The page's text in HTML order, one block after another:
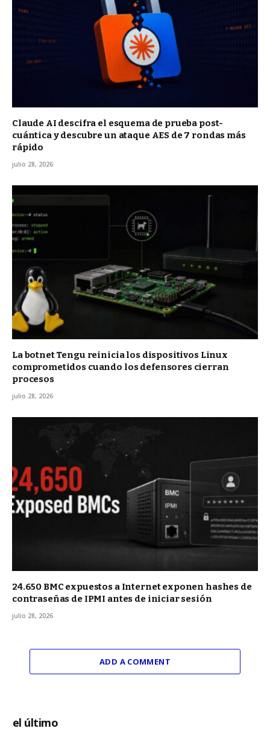
Claude AI descifra el esquema de prueba post-
cuántica y descubre un ataque AES de 7 rondas más
rápido
julio 28, 2026
La botnet Tengu reinicia los dispositivos Linux
comprometidos cuando los defensores cierran
procesos
julio 28, 2026
24.650 BMC expuestos a Internet exponen hashes de
contraseñas de IPMI antes de iniciar sesión
julio 28, 2026
ADD A COMMENT
el último